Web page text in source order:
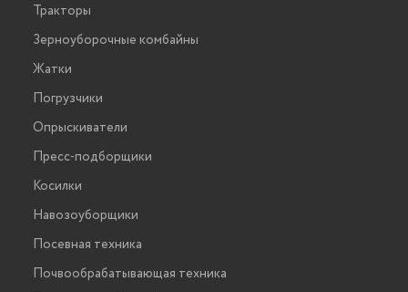
Тракторы
Зерноуборочные комбайны
Жатки
Погрузчики
Опрыскиватели
Пресс-подборщики
Косилки
Навозоуборщики
Посевная техника
Почвообрабатывающая техника